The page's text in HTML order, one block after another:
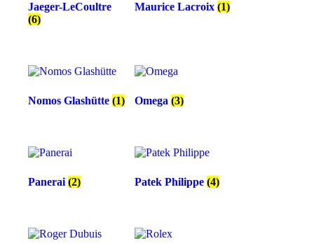
Jaeger-LeCoultre
(6)
Maurice Lacroix (1)
Nomos Glashütte (1) Omega (3)
Panerai (2) Patek Philippe (4)